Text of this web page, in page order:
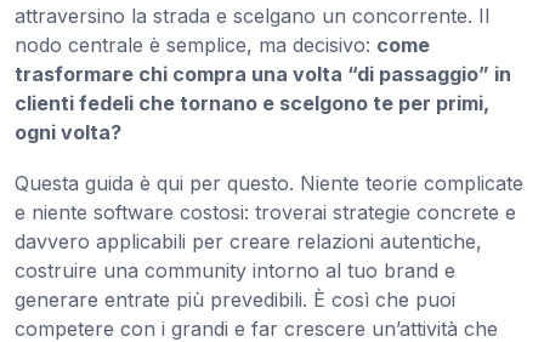
attraversino la strada e scelgano un concorrente. Il
nodo centrale è semplice, ma decisivo: come
trasformare chi compra una volta “di passaggio” in
clienti fedeli che tornano e scelgono te per primi,
ogni volta?
Questa guida è qui per questo. Niente teorie complicate
e niente software costosi: troverai strategie concrete e
davvero applicabili per creare relazioni autentiche,
costruire una community intorno al tuo brand e
generare entrate più prevedibili. È così che puoi
competere con i grandi e far crescere un’attività che